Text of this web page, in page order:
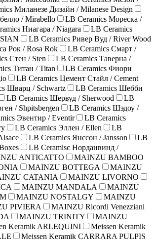
Миланезе Дизайн / Milanese Design
/ Mirabello
LB Ceramics Мореска /
Ниагара / Niagara
LB Ceramics
LB Ceramics Ривер Вуд / River Wood
Рок / Rosa Rok
LB Ceramics Смарт /
Стен / Sten
LB Ceramics Таверна /
Титан / Titan
LB Ceramics Фиори
LB Ceramics Цемент Стайл / Cement
Шварц / Schwartz
LB Ceramics Шебби
LB Ceramics Шервуд / Sherwood
LB
/ Shpitsbergen
LB Ceramics Шэдоу /
Эвентир / Eventir
LB Ceramics
LB Ceramics Эллен / Ellen
LB
LB Ceramics Янссон / Jansson
LB
LB Ceramisc Норданвинд /
ANTICATTO
MAINZU BAMBOO
MAINZU BOTTEGA
MAINZU
CATANIA
MAINZU LIVORNO
MAINZU MANDALA
MAINZU
MAINZU NOSTALGY
MAINZU
PIVIERA
MAINZU Ricordi Venezziani
MAINZU TRINITY
MAINZU
Keramik ARLEQUINI
Meissen Keramik
Meissen Keramik CARRARA PULPIS